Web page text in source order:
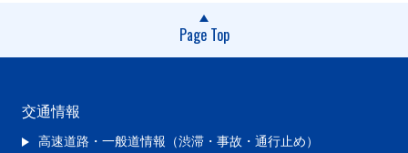
Page Top
交通情報
高速道路・一般道情報（渋滞・事故・通行止め）